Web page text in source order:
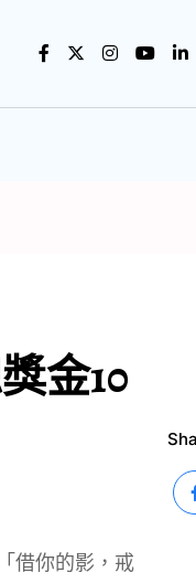
金10
借你的影，戒